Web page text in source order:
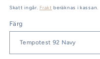
pris
Skatt ingår. Frakt beräknas i kassan.
Färg